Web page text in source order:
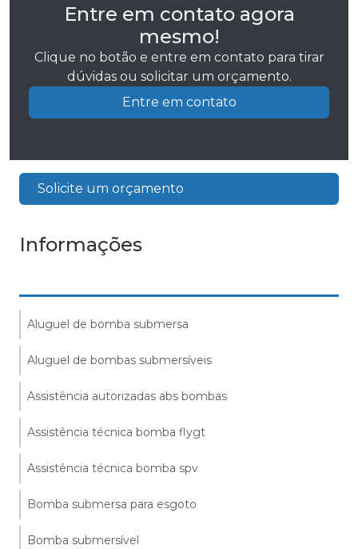
Entre em contato agora
mesmo!
Clique no botão e entre em contato para tirar
dúvidas ou solicitar um orçamento.
Entre em contato
Solicite um orçamento
Informações
Aluguel de bomba submersa
Aluguel de bombas submersíveis
Assistência autorizadas abs bombas
Assistência técnica bomba flygt
Assistência técnica bomba spv
Bomba submersa para esgoto
Bomba submersível